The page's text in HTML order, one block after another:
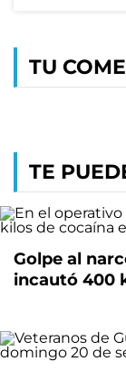
TU
TE
Golpe al
incautó 400